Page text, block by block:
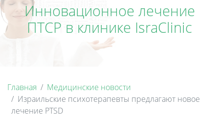
Инновационное лечение
ПТСР в клинике IsraClinic
Главная
Медицинские новости
Израильские психотерапевты предлагают новое
лечение PTSD